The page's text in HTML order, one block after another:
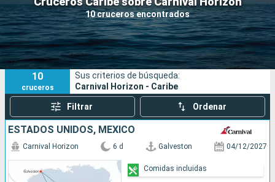
10 cruceros encontrados
Fecha de salida
Puertos Compañías
Buscar
10
cruceros
Sus criterios de búsqueda:
Carnival Horizon - Caribe
Filtrar Ordenar
ESTADOS UNIDOS, MÉXICO
Carnival Horizon 6 d Galveston 04/12/2027
Comidas incluidas